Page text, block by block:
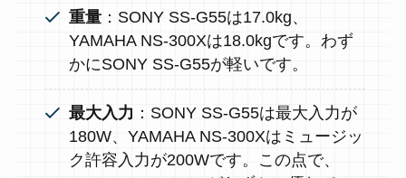
重量 ：SONY SS-G55は17.0kg、
YAMAHA NS-300Xは18.0kgです。わず
かにSONY SS-G55が軽いです。
最大入力 ：SONY SS-G55は最大入力が
180W、YAMAHA NS-300Xはミュージッ
ク許容入力が200Wです。この点で、